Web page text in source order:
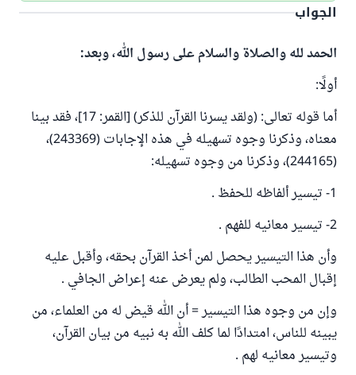
الجواب
الحمد لله والصلاة والسلام على رسول الله، وبعد:
أولًا:
أما قوله تعالى: (ولقد يسرنا القرآن للذكر) [القمر: 17]، فقد بينا
معناه، وذكرنا وجوه تسهيله في هذه الإجابات (243369)،
(244165)، وذكرنا من وجوه تسهيله:
1- تيسير ألفاظه للحفظ .
2- تيسير معانيه للفهم .
وأن هذا التيسير يحصل لمن أخذ القرآن بحقه، وأقبل عليه
إقبال المحب الطالب، ولم يعرض عنه إعراض الجافي .
وإن من وجوه هذا التيسير = أن الله قيض له من العلماء، من
يبينه للناس، امتدادًا لما كلف الله به نبيه من بيان القرآن،
وتيسير معانيه لهم .